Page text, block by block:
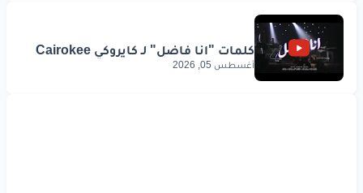
أغسطس 05, 2026